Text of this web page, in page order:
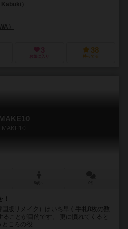
）
）
3
お気に入り
38
持ってる
MAKE10
MAKE10
国版リメイク）はいち早く手札8枚の数
ることが目的です。 更に慣れてくると
ころの役...